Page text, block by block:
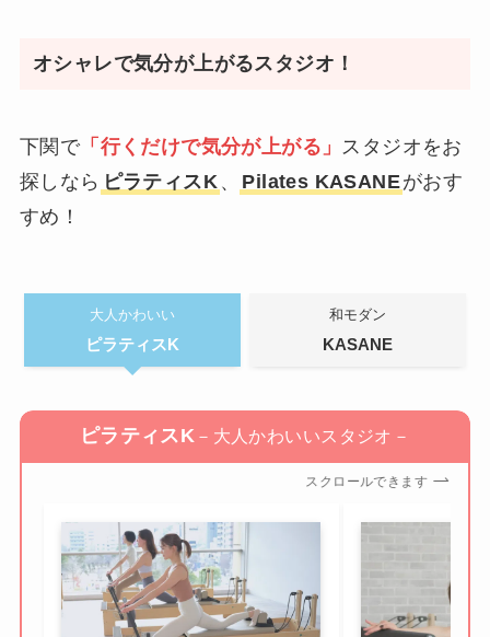
オシャレで気分が上がるスタジオ！
下関で「行くだけで気分が上がる」 スタジオをお
探しなら ピラティスK 、 Pilates KASANEがおす
すめ！
大人かわいい
ピラティスK
和モダン
KASANE
ピラティスK －大人かわいいスタジオ－
スクロールできます